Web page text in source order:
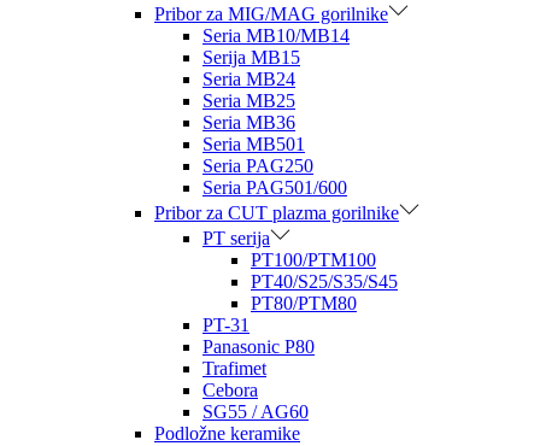
Pribor za MIG/MAG gorilnike
Seria MB10/MB14
Serija MB15
Seria MB24
Seria MB25
Seria MB36
Seria MB501
Seria PAG250
Seria PAG501/600
Pribor za CUT plazma gorilnike
PT serija
PT100/PTM100
PT40/S25/S35/S45
PT80/PTM80
PT-31
Panasonic P80
Trafimet
Cebora
SG55 / AG60
Podložne keramike